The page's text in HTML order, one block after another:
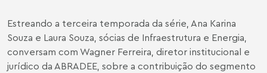
Estreando a terceira temporada da série, Ana Karina
Souza e Laura Souza, sócias de Infraestrutura e Energia,
conversam com Wagner Ferreira, diretor institucional e
jurídico da ABRADEE, sobre a contribuição do segmento